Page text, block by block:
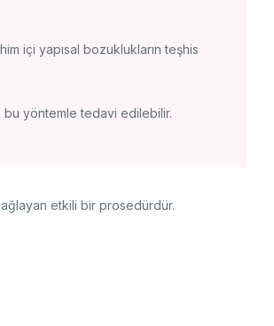
içi yapısal bozuklukların teşhis
bu yöntemle tedavi edilebilir.
etkili bir prosedürdür.